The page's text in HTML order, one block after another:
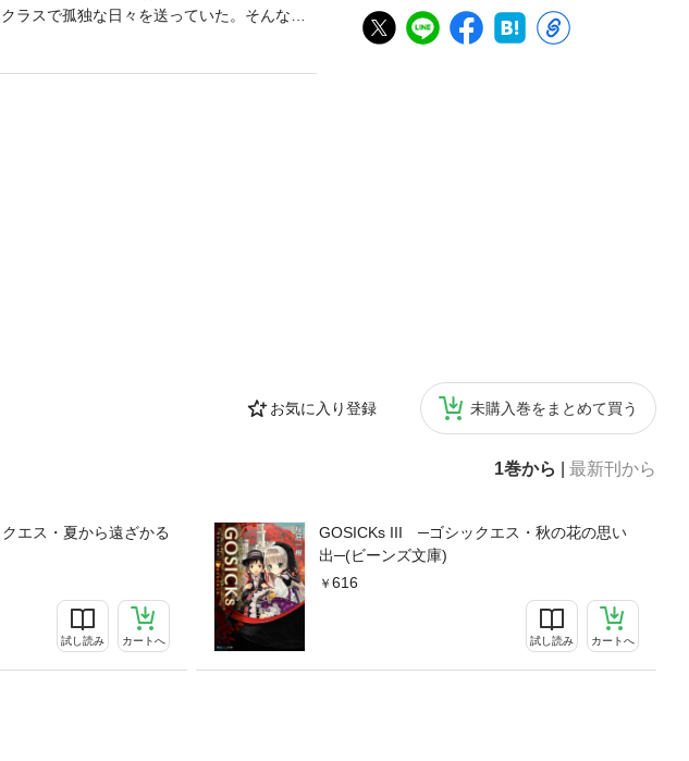
お気に入り登録 未購入巻をまとめて買う
1巻から 最新刊から
エス・夏から遠ざかる
試し読み カートへ
GOSICKs III ─ゴシックエス・秋の花の思い
出─(ビーンズ文庫)
616
試し読み カートへ
ラスで孤独な日々を送っていた。そんな
たのは、図書館塔最上階で書物を読みあ